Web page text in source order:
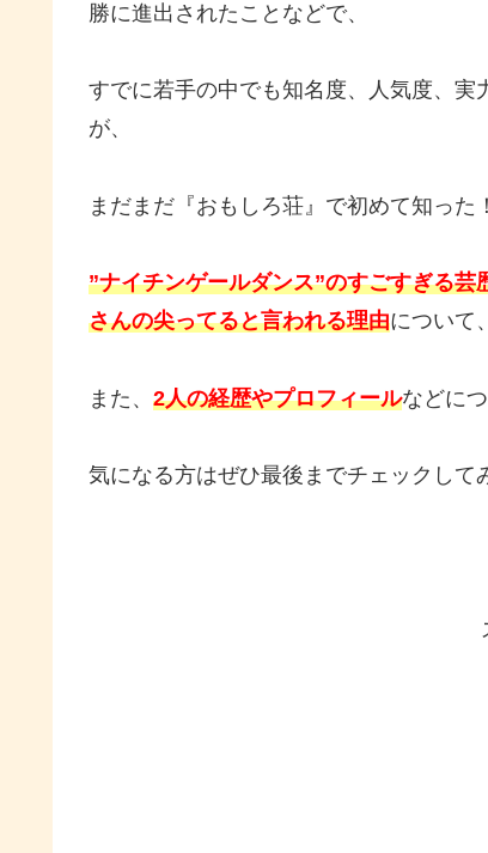
勝に進出されたことなどで、
すでに若手の中でも知名度、人気度、
が、
まだまだ『おもしろ荘』で初めて知った
”ナイチンゲールダンス”のすごすぎる芸
さんの尖ってると言われる理由について、
また、 2人の経歴やプロフィールなどに
気になる方はぜひ最後までチェックして